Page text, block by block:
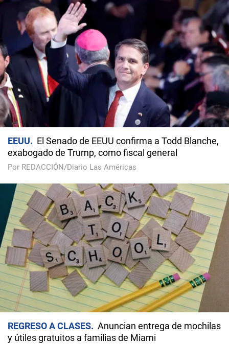
EEUU
El Senado de EEUU confirma a Todd Blanche,
exabogado de Trump, como fiscal general
Por REDACCIÓN/Diario Las Américas
REGRESO A CLASES
Anuncian entrega de mochilas
y útiles gratuitos a familias de Miami